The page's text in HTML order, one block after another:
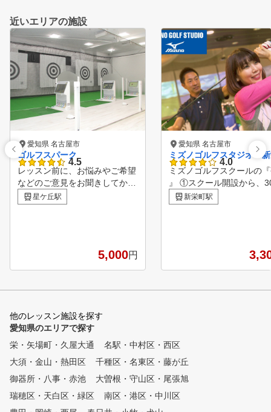
近いエリアの施設
愛知県 名古屋市
ゴルフスパーク
4.5
レッスン前に、お悩みやご希望
などのご意見をお聞きしてから
レッスンを開始します。 ショ
ットについては、スイング解析
していただきます。 アプロー
星ケ丘駅
5,000円
愛知県 名古屋市
ミズノゴルフスタジオ
4.0
ミズノゴルフスクールの
』 ①スクール開設から、
以上の歴史！ ⇒ 長い
で培ったノウハウがあり
、ほぼ全員が公益社団法
るスペシャリスト集団で
ッスンを重ねるごとに着
ベルアップできます。
新栄町駅
他のレッスン施設を探す
愛知県のエリアで探す
栄・矢場町・久屋大通
名駅・中村区・西区
大須・金山・熱田区
千種区・名東区・藤が丘
御器所・八事・赤池
大曽根・守山区・尾張旭
瑞穂区・天白区・緑区
南区・港区・中川区